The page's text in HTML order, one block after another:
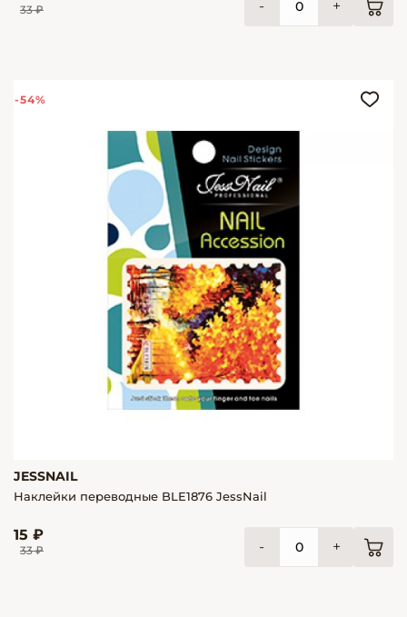
33 ₽ - +
-54%
JESSNAIL
Наклейки переводные BLE1876 JessNail
15 ₽
33 ₽ - +